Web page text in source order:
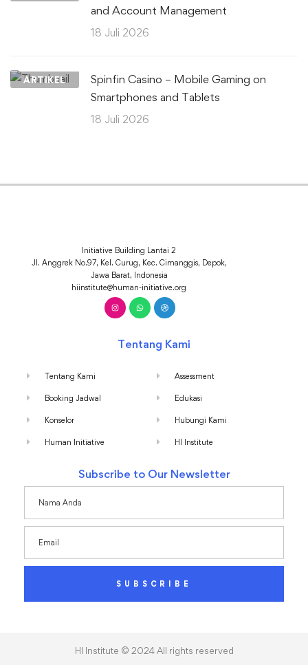
and Account Management
18 Juli 2026
ARTIKEL
Spinfin Casino – Mobile Gaming on
Smartphones and Tablets
18 Juli 2026
Initiative Building Lantai 2
Jl. Anggrek No.97, Kel. Curug, Kec. Cimanggis, Depok,
Jawa Barat, Indonesia
hiinstitute@human-initiative.org
Tentang Kami
Tentang Kami
Booking Jadwal
Konselor
Human Initiative
Assessment
Edukasi
Hubungi Kami
HI Institute
Subscribe to Our Newsletter
SUBSCRIBE
HI Institute © 2024 All rights reserved